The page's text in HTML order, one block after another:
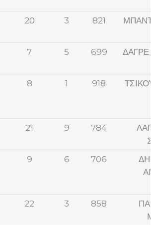
20 3 821
7 5 699 ΔΑΓΡΕ
8 1 918
21 9 784
9 6 706
22 3 858